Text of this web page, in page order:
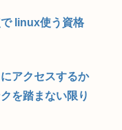
linux使う資格
アクセスするか
を踏まない限り